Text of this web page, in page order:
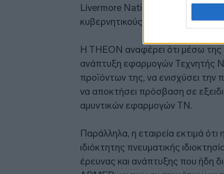
Livermore National Laboratory, το
κυβερνητικούς και
Η THEON αναφέρει ότι μέσω της
ανάπτυξη εφαρμογών Τεχνητής
προϊόντων της, να ενισχύσει την
να αποκτήσει πρόσβαση σε
αμυντικών εφαρμογών ΤΝ.
Παράλληλα, η εταιρεία εκτιμά
ιδιόκτητης πνευματικής
έρευνας και ανάπτυξης που ήδη